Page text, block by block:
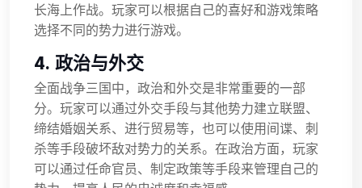
长海上作战。玩家可以根据自己的喜好和游戏策略
选择不同的势力进行游戏。
4. 政治与外交
全面战争三国中，政治和外交是非常重要的一部
分。玩家可以通过外交手段与其他势力建立联盟、
缔结婚姻关系、进行贸易等，也可以使用间谍、刺
杀等手段破坏敌对势力的关系。在政治方面，玩家
可以通过任命官员、制定政策等手段来管理自己的